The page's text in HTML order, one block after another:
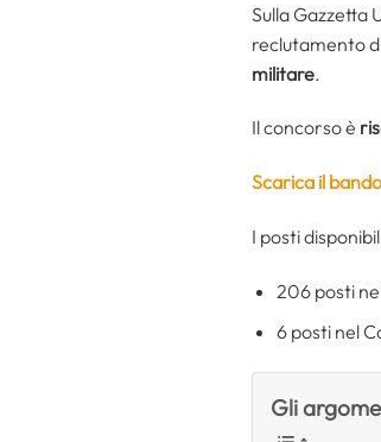
Sulla Gazzetta
reclutamento
militare.
Il concorso è
Scarica il bando
I posti
206 posti
6 posti nel
Gli